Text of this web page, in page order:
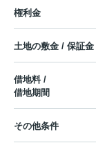
権利金
土地の敷金 / 保証金
借地料 /
借地期間
その他条件